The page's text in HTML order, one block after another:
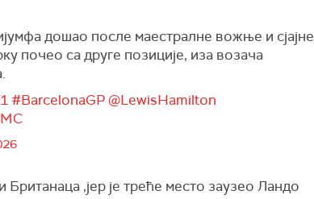
дошао после маестралне вожње и сјајне
почео са друге позиције, иза возача
#BarcelonaGP @LewisHamilton
Британаца ,јер је треће место заузео Ландо